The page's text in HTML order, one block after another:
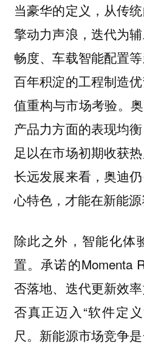
当豪华的定义，从传
擎动力声浪，迭代为
畅度、车载智能配置
百年积淀的工程制造
值重构与市场考验。
产品力方面的表现均
足以在市场初期收获
长远发展来看，奥迪
心特色，才能在新能源
除此之外，智能化体
置。承诺的Momenta
否落地、迭代更新效
否真正迈入“软件定
尺。新能源市场竞争